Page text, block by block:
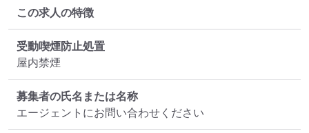
この求人の特徴
受動喫煙防止処置
屋内禁煙
募集者の氏名または名称
エージェントにお問い合わせください